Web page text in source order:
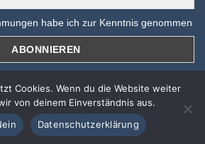
auf ALLES sichern!
mit dem Gutscheincode
SOMMER26
habe ich zur Kenntnis genommen
Cookies. Wenn du die Website weiter
von deinem Einverständnis aus.
Datenschutzerklärung